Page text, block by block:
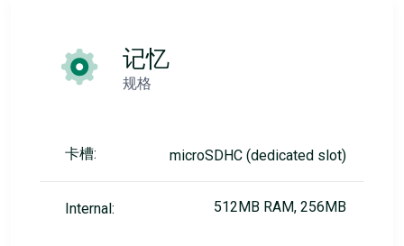
记忆
规格
卡槽: microSDHC (dedicated slot)
Internal: 512MB RAM, 256MB